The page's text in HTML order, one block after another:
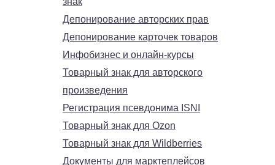
Депонирование авторских прав
Депонирование карточек товаров
Инфобизнес и онлайн-курсы
Товарный знак для авторского
произведения
Регистрация псевдонима ISNI
Товарный знак для Ozon
Товарный знак для Wildberries
Документы для марктеплейсов